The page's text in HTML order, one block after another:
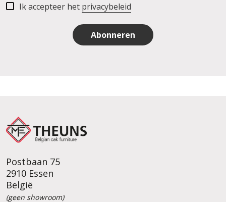
Ik accepteer het privacybeleid
Abonneren
Postbaan 75
2910 Essen
België
(geen showroom)